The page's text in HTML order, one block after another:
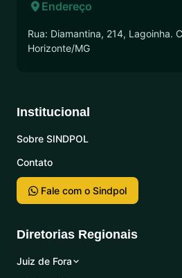
Endereço
Rua: Diamantina, 214, Lagoinha.
Horizonte/MG
Institucional
Sobre SINDPOL
Contato
Fale com o Sindpol
Diretorias Regionais
Juiz de Fora